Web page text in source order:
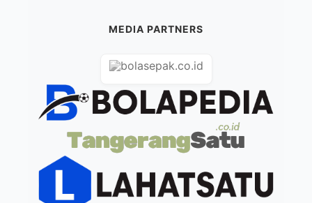
MEDIA PARTNERS